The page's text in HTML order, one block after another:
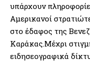
υπάρχουν
Αμερικανοί
στο έδαφος της
Καράκας.Μέχρι
ειδησεογραφικά